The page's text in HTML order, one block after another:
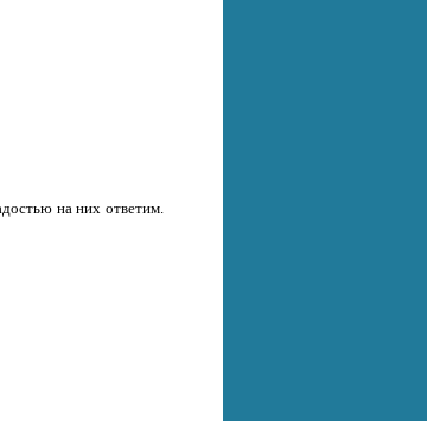
на них ответим.